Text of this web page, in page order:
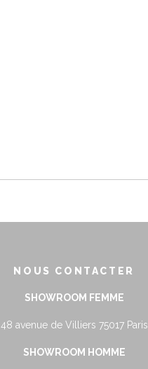
NOUS CONTACTER
SHOWROOM FEMME
48 avenue de Villiers 75017 Paris
SHOWROOM HOMME